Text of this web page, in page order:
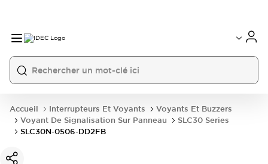
Accueil Interrupteurs Et Voyants
Voyants Et Buzzers
Voyant De Signalisation Sur Panneau
SLC30 Series
SLC30N-0506-DD2FB